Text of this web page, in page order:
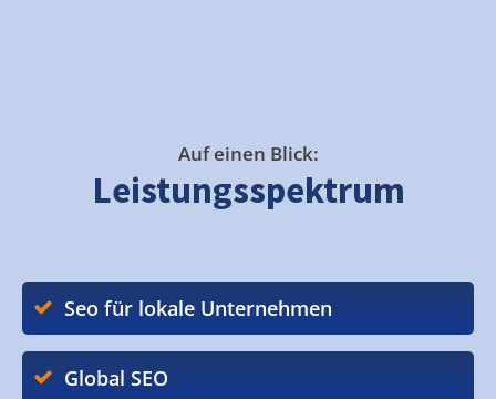
Auf einen Blick:
Leistungsspektrum
Seo für lokale Unternehmen
Global SEO